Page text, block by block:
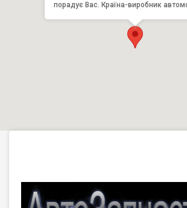
порадує Вас. Країна-виробник